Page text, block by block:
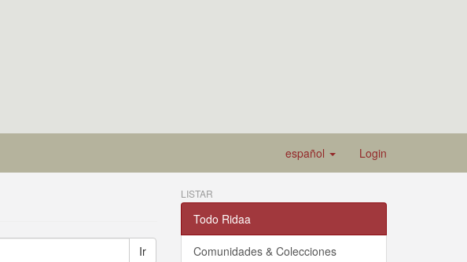
español Login
Ir
LISTAR
Todo Ridaa
Comunidades & Colecciones